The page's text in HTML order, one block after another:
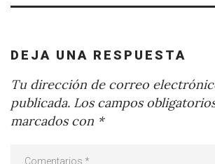
DEJA UNA RESPUESTA
Tu dirección de correo
publicada. Los campos
marcados con *